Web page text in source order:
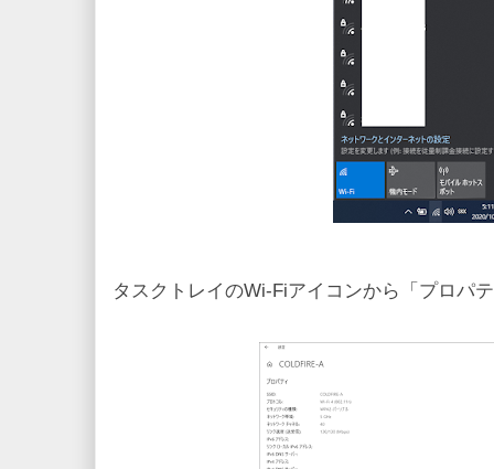
タスクトレイのWi-Fiアイコンから「プロパ